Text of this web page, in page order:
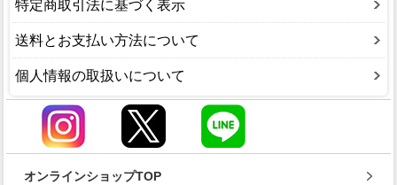
特定商取引法に基づく表示
送料とお支払い方法について
個人情報の取扱いについて
オンラインショップTOP